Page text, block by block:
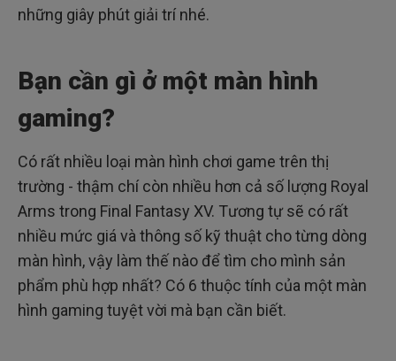
những giây phút giải trí nhé.
Bạn cần gì ở một màn hình
gaming?
Có rất nhiều loại màn hình chơi game trên thị
trường - thậm chí còn nhiều hơn cả số lượng Royal
Arms trong Final Fantasy XV. Tương tự sẽ có rất
nhiều mức giá và thông số kỹ thuật cho từng dòng
màn hình, vậy làm thế nào để tìm cho mình sản
phẩm phù hợp nhất? Có 6 thuộc tính của một màn
hình gaming tuyệt vời mà bạn cần biết.